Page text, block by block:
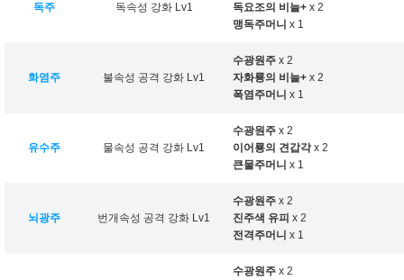
독주 독속성 강화 Lv1
독요조의 비늘+ x 2
맹독주머니 x 1
화염주 불속성 공격 강화 Lv1
수광원주 x 2
자화룡의 비늘+ x 2
폭염주머니 x 1
유수주 물속성 공격 강화 Lv1
수광원주 x 2
이어룡의 견갑각x 2
큰물주머니 x 1
뇌광주 번개속성 공격 강화 Lv1
수광원주 x 2
진주색 유피 x 2
전격주머니 x 1
수광원주 x 2